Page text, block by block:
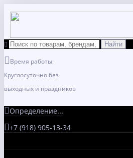
Время работы:
Круглосуточно без
выходных и праздников
Определение...
+7 (918) 905-13-34